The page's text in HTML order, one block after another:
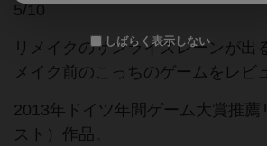
5/10
リメイクのサンライズレーンが出
メイク前のこっちのゲームをレビ
2013年ドイツ年間ゲーム大賞推薦
スト）作品。
しばらく表示しない